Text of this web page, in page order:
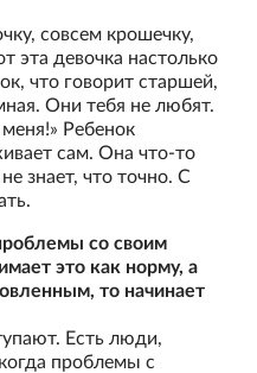
совсем крошечку,
эта девочка настолько
что говорит старшей,
Они тебя не любят.
Ребенок
сам. Она что-то
знает, что точно. С
со своим
это как норму, а
то начинает
Есть люди,
проблемы с